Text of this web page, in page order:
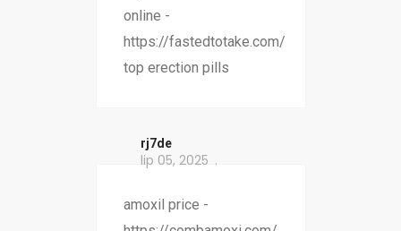
online -
https://fastedtotake.com/
top erection pills
rj7de
lip 05, 2025
amoxil price -